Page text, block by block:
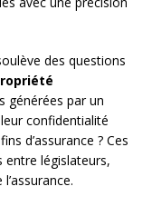
des questions
générées par un
confidentialité
d’assurance ? Ces
entre législateurs,